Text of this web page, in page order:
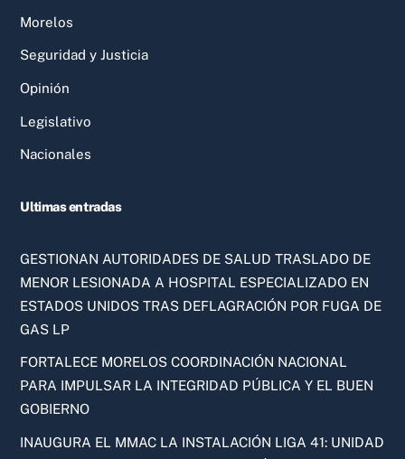
Morelos
Seguridad y Justicia
Opinión
Legislativo
Nacionales
Ultimas entradas
GESTIONAN AUTORIDADES DE SALUD TRASLADO DE
MENOR LESIONADA A HOSPITAL ESPECIALIZADO EN
ESTADOS UNIDOS TRAS DEFLAGRACIÓN POR FUGA DE
GAS LP
FORTALECE MORELOS COORDINACIÓN NACIONAL
PARA IMPULSAR LA INTEGRIDAD PÚBLICA Y EL BUEN
GOBIERNO
INAUGURA EL MMAC LA INSTALACIÓN LIGA 41: UNIDAD